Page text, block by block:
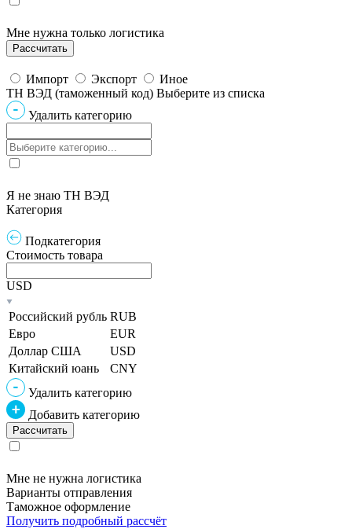
Мне нужна только логистика
Импорт Экспорт
Иное
ТН ВЭД (таможенный код) Выберите из списка
Удалить категорию
Я не знаю ТН ВЭД
Категория
Подкатегория
Стоимость товара
USD
Российский рубль RUB
Евро
EUR
Доллар США
USD
Китайский юань
CNY
Удалить категорию
Добавить категорию
Мне не нужна логистика
Варианты отправления
Таможное оформление
Получить подробный рассчёт